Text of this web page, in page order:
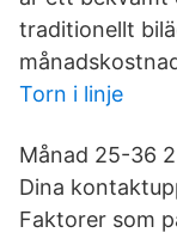
traditionellt
Torn i linje
Månad 25-36
Dina
Faktorer som